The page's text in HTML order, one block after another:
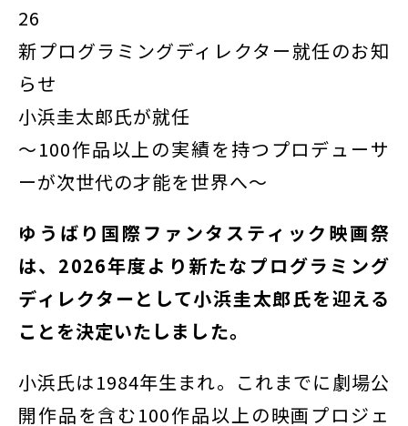
26
新プログラミングディレクター就任のお知
らせ
小浜圭太郎氏が就任
～100作品以上の実績を持つプロデューサ
ーが次世代の才能を世界へ～
ゆうばり国際ファンタスティック映画祭
は、2026年度より新たなプログラミング
ディレクターとして小浜圭太郎氏を迎える
ことを決定いたしました。
小浜氏は1984年生まれ。これまでに劇場公
開作品を含む100作品以上の映画プロジェ